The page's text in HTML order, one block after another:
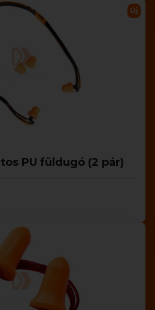
Új
PU füldugó (2 pár)